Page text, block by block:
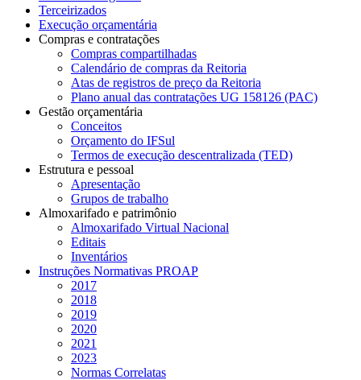
Terceirizados
Execução orçamentária
Compras e contratações
Compras compartilhadas
Calendário de compras da Reitoria
Atas de registros de preço da Reitoria
Plano anual das contratações UG 158126 (PAC)
Gestão orçamentária
Conceitos
Orçamento do IFSul
Termos de execução descentralizada (TED)
Estrutura e pessoal
Apresentação
Grupos de trabalho
Almoxarifado e patrimônio
Almoxarifado Virtual Nacional
Editais
Inventários
Instruções Normativas PROAP
2017
2018
2019
2020
2021
2023
Normas Correlatas